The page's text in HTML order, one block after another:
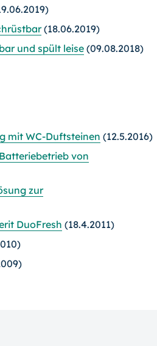
(18.06.2019)
und spült leise (09.08.2018)
mit WC-Duftsteinen (12.5.2016)
von
zur
DuoFresh (18.4.2011)